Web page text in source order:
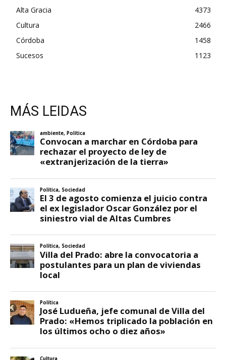
Alta Gracia
4373
Cultura
2466
Córdoba
1458
Sucesos
1123
MÁS LEIDAS